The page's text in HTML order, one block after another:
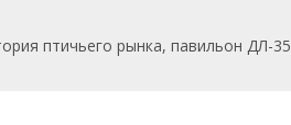
птичьего рынка, павильон ДЛ-35